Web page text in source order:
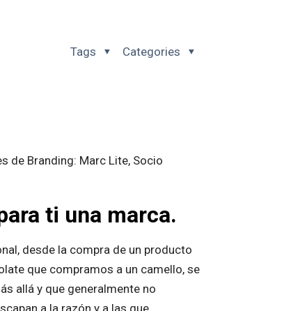
Categories
Tags
de Branding: Marc Lite, Socio
ti una marca.
desde la compra de un producto
que compramos a un camello, se
allá y que generalmente no
a la razón y a las que